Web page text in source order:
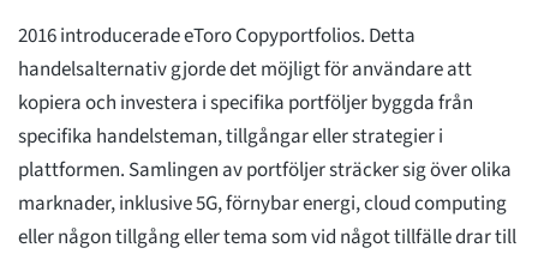
2016 introducerade eToro Copyportfolios. Detta
handelsalternativ gjorde det möjligt för användare att
kopiera och investera i specifika portföljer byggda från
specifika handelsteman, tillgångar eller strategier i
plattformen. Samlingen av portföljer sträcker sig över olika
marknader, inklusive 5G, förnybar energi, cloud computing
eller någon tillgång eller tema som vid något tillfälle drar till